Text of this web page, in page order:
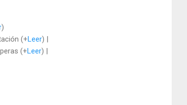
)
(+Leer) |
(+Leer) |